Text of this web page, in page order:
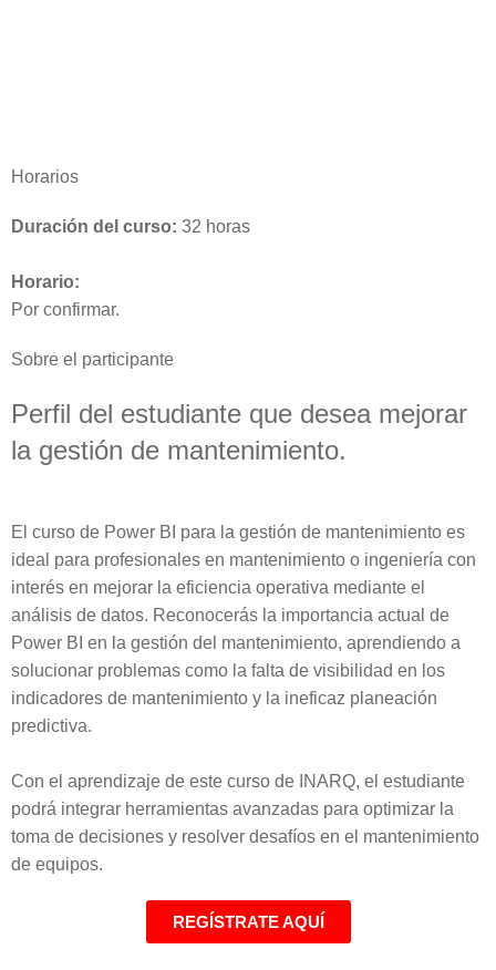
Horarios
Duración del curso: 32 horas
Horario:
Por confirmar.
Sobre el participante
Perfil del estudiante que desea mejorar
la gestión de mantenimiento.
El curso de Power BI para la gestión de mantenimiento es
ideal para profesionales en mantenimiento o ingeniería con
interés en mejorar la eficiencia operativa mediante el
análisis de datos. Reconocerás la importancia actual de
Power BI en la gestión del mantenimiento, aprendiendo a
solucionar problemas como la falta de visibilidad en los
indicadores de mantenimiento y la ineficaz planeación
predictiva.
Con el aprendizaje de este curso de INARQ, el estudiante
podrá integrar herramientas avanzadas para optimizar la
toma de decisiones y resolver desafíos en el mantenimiento
de equipos.
REGÍSTRATE AQUÍ